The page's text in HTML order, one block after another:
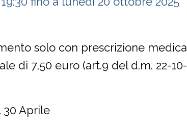
solo con prescrizione medica
di 7,50 euro (art.9 del d.m. 22-10-
30 Aprile